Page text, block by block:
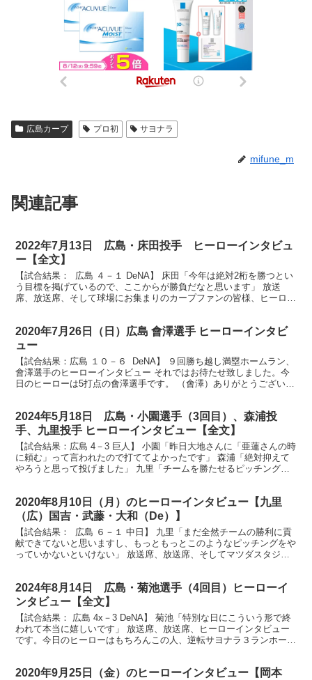
広島カープ プロ初 サヨナラ
mifune_m
関連記事
2022年7月13日 広島・床田投手 ヒーローインタビュ
ー【全文】
【試合結果： 広島 ４－１ DeNA】 床田「今年は絶対2桁を勝つとい
う目標を掲げているので、ここからが勝負だなと思います」 放送
席、放送席、そして球場にお集まりのカープファンの皆様、ヒーロー
2020年7月26日（日）広島 會澤選手 ヒーローインタビ
ュー
【試合結果：広島 １０－６ DeNA】 ９回勝ち越し満塁ホームラン、
會澤選手のヒーローインタビュー それではお待たせ致しました。今
日のヒーローは5打点の會澤選手です。 （會澤）ありがとうございま
2024年5月18日 広島・小園選手（3回目）、森浦投
手、九里投手 ヒーローインタビュー【全文】
【試合結果：広島 4－3 巨人】 小園「昨日大地さんに「亜蓮さんの時
に頼む」って言われたので打ててよかったです」 森浦「絶対抑えて
やろうと思って投げました」 九里「チームを勝たせるピッチングが
2020年8月10日（月）のヒーローインタビュー【九里
（広）国吉・武藤・大和（De）】
【試合結果： 広島 ６－１ 中日】 九里「まだ全然チームの勝利に貢
献できてないと思いますし、もっともっとこのようなピッチングをや
っていかないといけない」 放送席、放送席、そしてマツダスタジア
2024年8月14日 広島・菊池選手（4回目）ヒーローイ
ンタビュー【全文】
【試合結果： 広島 4x－3 DeNA】 菊池「特別な日にこういう形で終
われて本当に嬉しいです」 放送席、放送席、ヒーローインタビュー
です。今日のヒーローはもちろんこの人、逆転サヨナラ３ランホーム
2020年9月25日（金）のヒーローインタビュー【岡本